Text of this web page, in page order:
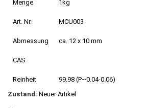
Menge 1kg
Art. Nr. MCU003
Abmessung ca. 12 x 10 mm
CAS
Reinheit
99.98 (P~0.04-0.06)
Zustand: Neuer Artikel